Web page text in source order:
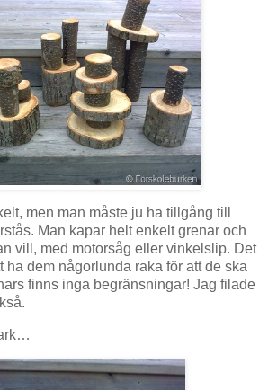
men man måste ju ha tillgång till
Man kapar helt enkelt grenar och
vill, med motorsåg eller vinkelslip. Det
ha dem någorlunda raka för att de ska
finns inga begränsningar! Jag filade